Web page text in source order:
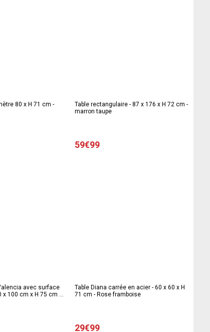
80 x H 71 cm -
Table rectangulaire - 87 x 176 x H 72 cm -
marron taupe
59€99
avec surface
x 100 cm x H 75 cm -
Table Diana carrée en acier - 60 x 60 x H
71 cm - Rose framboise
29€99